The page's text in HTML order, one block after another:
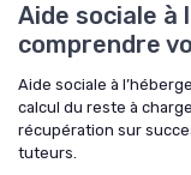
Aide sociale à
comprendre
Aide sociale à
calcul du reste à
récupération sur
tuteurs.